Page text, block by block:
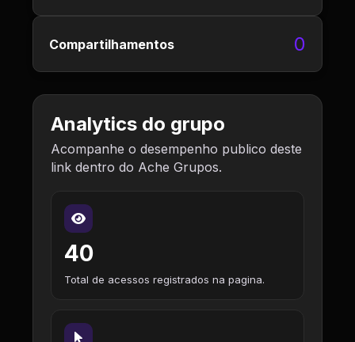
Compartilhamentos 0
Analytics do grupo
Acompanhe o desempenho publico deste
link dentro do Ache Grupos.
40
Total de acessos registrados na pagina.